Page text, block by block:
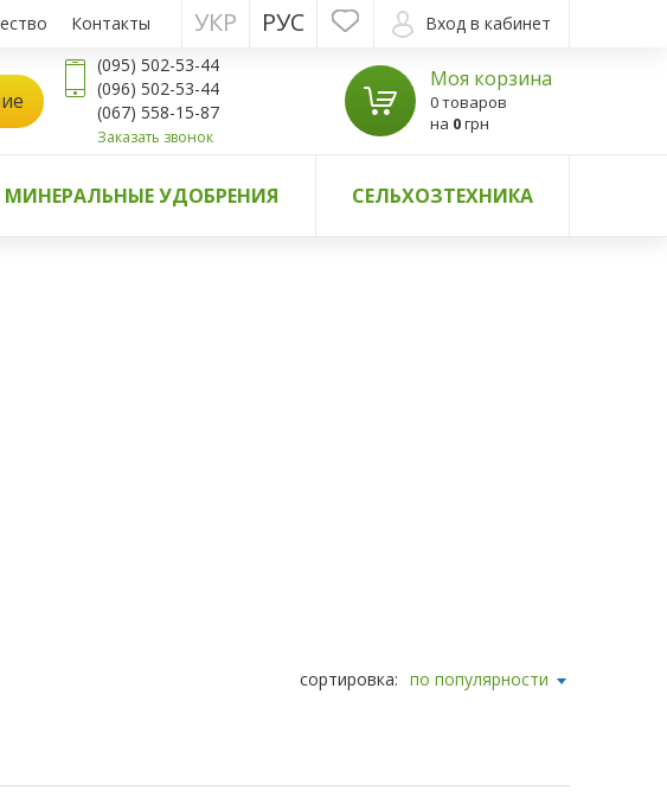
Контакты Вход в кабинет
РУС
УКР
(095) 502-53-44
(096) 502-53-44
(067) 558-15-87
Заказать звонок
Моя корзина
0 товаров
на 0грн
МИНЕРАЛЬНЫЕ УДОБРЕНИЯ СЕЛЬХОЗТЕХНИКА
сортировка: по популярности